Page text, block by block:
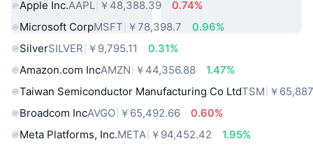
Apple Inc.AAPL ￥48,388.39
0.74%
Microsoft CorpMSFT ￥78,398.7
0.96%
SilverSILVER ￥9,795.11
0.31%
Amazon.com IncAMZN ￥44,356.88
1.47%
Taiwan Semiconductor Manufacturing Co LtdTSM ￥
Broadcom IncAVGO ￥65,492.66
0.60%
Meta Platforms, Inc.META ￥94,452.42
1.95%